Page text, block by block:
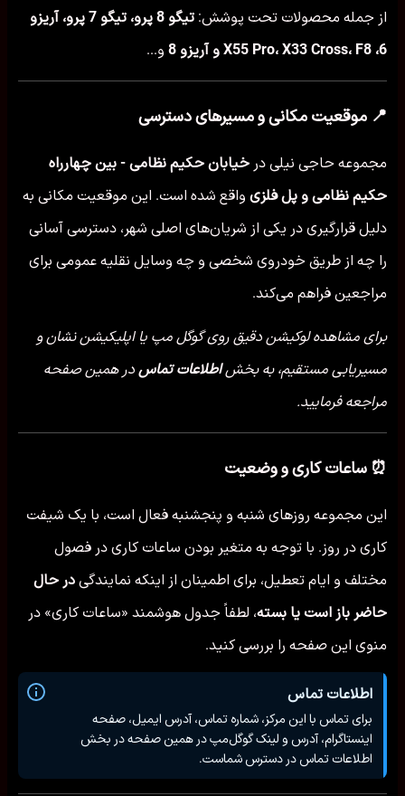
از جمله محصولات تحت پوشش:
تیگو 8 پرو، تیگو 7 پرو، آریزو
6، X55 Pro، X33 Cross، F8 و آریزو 8
و...
📍 موقعیت مکانی و مسیرهای دسترسی
مجموعه حاجی نیلی در خیابان حکیم نظامی - بین چهارراه
حکیم نظامی و پل فلزی واقع شده است. این موقعیت مکانی به
دلیل قرارگیری در یکی از شریان‌های اصلی شهر، دسترسی آسانی
را چه از طریق خودروی شخصی و چه وسایل نقلیه عمومی برای
مراجعین فراهم می‌کند.
برای مشاهده لوکیشن دقیق روی گوگل مپ یا اپلیکیشن نشان و
مسیریابی مستقیم، به بخشاطلاعات تماس در همین صفحه
مراجعه فرمایید.
⏰ ساعات کاری و وضعیت
این مجموعه روزهای شنبه و پنجشنبه فعال است، با یک شیفت
کاری در روز. با توجه به متغیر بودن ساعات کاری در فصول
مختلف و ایام تعطیل، برای اطمینان از اینکه نمایندگی در حال
حاضر باز است یا بسته، لطفاً جدول هوشمند «ساعات کاری» در
منوی این صفحه را بررسی کنید.
اطلاعات تماس
برای تماس با این مرکز، شماره تماس، آدرس ایمیل، صفحه
اینستاگرام، آدرس و لینک گوگل‌مپ در همین صفحه در بخش
اطلاعات تماس در دسترس شماست.